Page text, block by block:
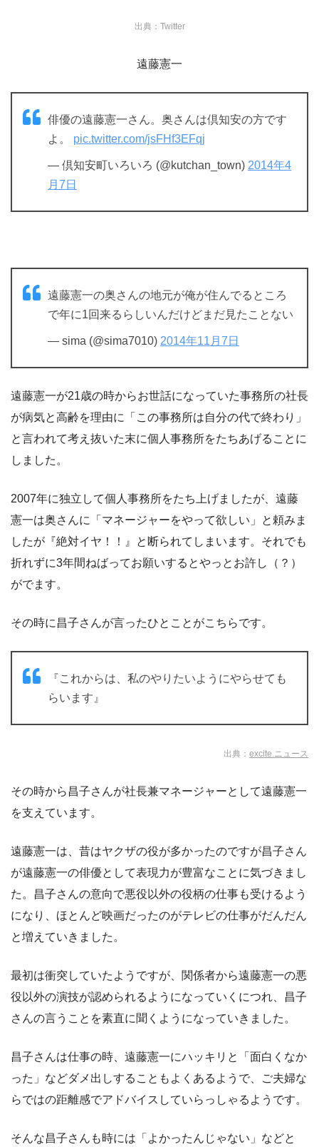
出典：Twitter
遠藤憲一
俳優の遠藤憲一さん。奥さんは倶知安の方です
よ。 pic.twitter.com/jsFHf3EFqj
— 倶知安町いろいろ (@kutchan_town) 2014年4
月7日
遠藤憲一の奥さんの地元が俺が住んでるところ
で年に1回来るらしいんだけどまだ見たことない
— sima (@sima7010) 2014年11月7日
遠藤憲一が21歳の時からお世話になっていた事務所の社長
が病気と高齢を理由に「この事務所は自分の代で終わり」
と言われて考え抜いた末に個人事務所をたちあげることに
しました。
2007年に独立して個人事務所をたち上げましたが、遠藤
憲一は奥さんに「マネージャーをやって欲しい」と頼みま
したが『絶対イヤ！！』と断られてしまいます。それでも
折れずに3年間ねばってお願いするとやっとお許し（？）
がでます。
その時に昌子さんが言ったひとことがこちらです。
『これからは、私のやりたいようにやらせても
らいます』
出典： excite.ニュース
その時から昌子さんが社長兼マネージャーとして遠藤憲一
を支えています。
遠藤憲一は、昔はヤクザの役が多かったのですが昌子さん
が遠藤憲一の俳優として表現力が豊富なことに気づきまし
た。昌子さんの意向で悪役以外の役柄の仕事も受けるよう
になり、ほとんど映画だったのがテレビの仕事がだんだん
と増えていきました。
最初は衝突していたようですが、関係者から遠藤憲一の悪
役以外の演技が認められるようになっていくにつれ、昌子
さんの言うことを素直に聞くようになっていきました。
昌子さんは仕事の時、遠藤憲一にハッキリと「面白くなか
った」などダメ出しすることもよくあるようで、ご夫婦な
らではの距離感でアドバイスしていらっしゃるようです。
そんな昌子さんも時には「よかったんじゃない」などと